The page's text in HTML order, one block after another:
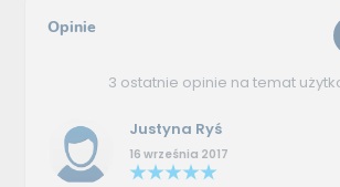
Opinie
3 ostatnie opinie na temat
Justyna Ryś
16 września 2017